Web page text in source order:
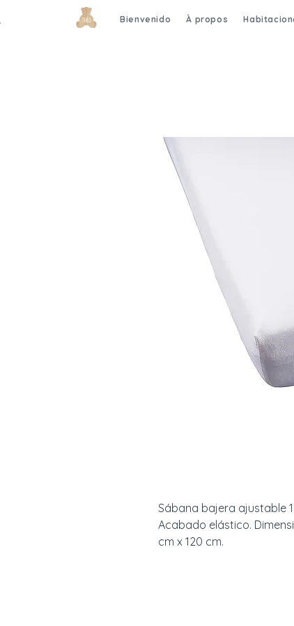
Bienvenido À propos
Sábana bajera ajustable
Acabado elástico.
cm x 120 cm.